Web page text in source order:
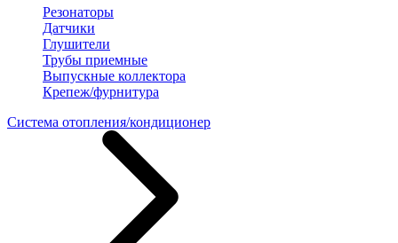
Резонаторы
Датчики
Глушители
Трубы приемные
Выпускные коллектора
Крепеж/фурнитура
Система отопления/кондиционер